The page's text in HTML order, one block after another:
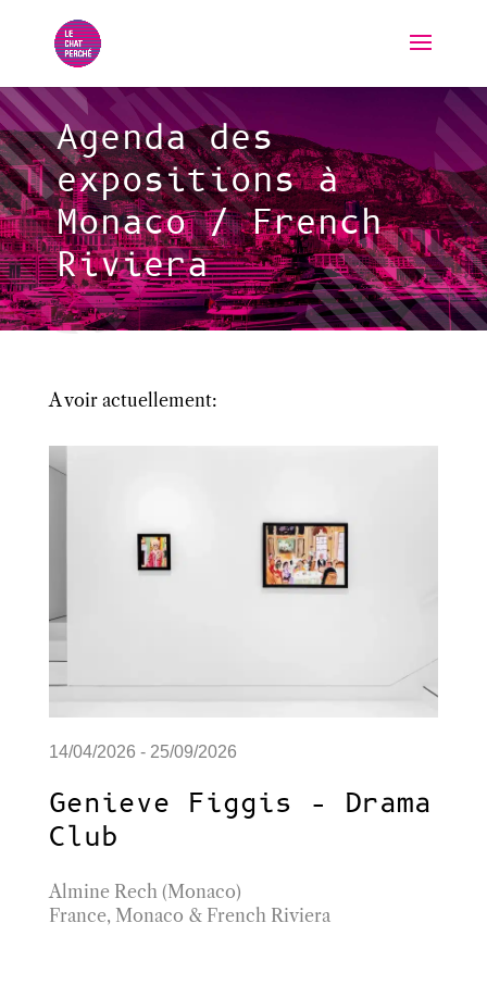
Agenda des
expositions à
Monaco / French
Riviera
A voir actuellement:
14/04/2026 - 25/09/2026
Genieve Figgis – Drama
Club
Almine Rech (Monaco)
France, Monaco & French Riviera